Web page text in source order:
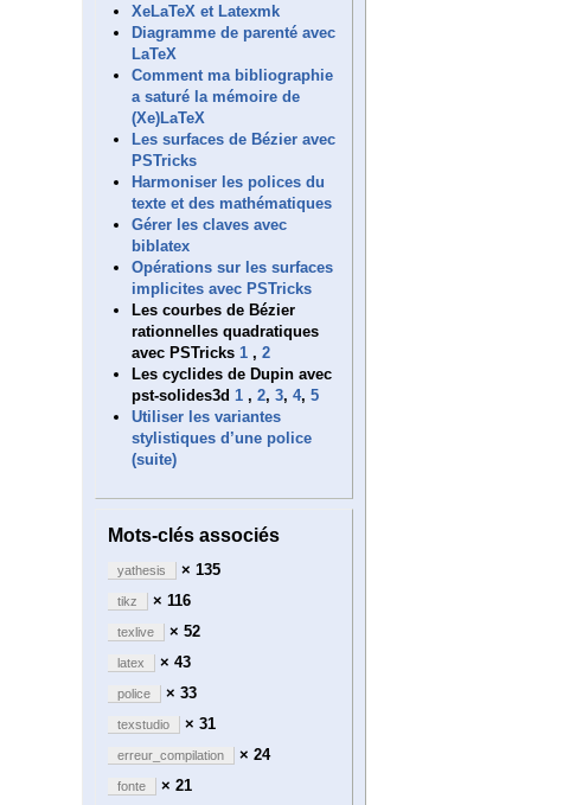
XeLaTeX et Latexmk
Diagramme de parenté avec
LaTeX
Comment ma bibliographie
a saturé la mémoire de
(Xe)LaTeX
Les surfaces de Bézier avec
PSTricks
Harmoniser les polices du
texte et des mathématiques
Gérer les claves avec
biblatex
Opérations sur les surfaces
implicites avec PSTricks
Les courbes de Bézier
rationnelles quadratiques
avec PSTricks 1 , 2
Les cyclides de Dupin avec
pst-solides3d 1 , 2, 3, 4, 5
Utiliser les variantes
stylistiques d’une police
(suite)
Mots-clés associés
yathesis × 135
tikz × 116
texlive × 52
latex × 43
police × 33
texstudio × 31
erreur_compilation × 24
fonte × 21